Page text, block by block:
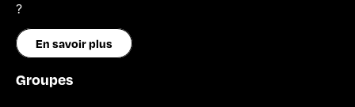
?
En savoir plus
Groupes